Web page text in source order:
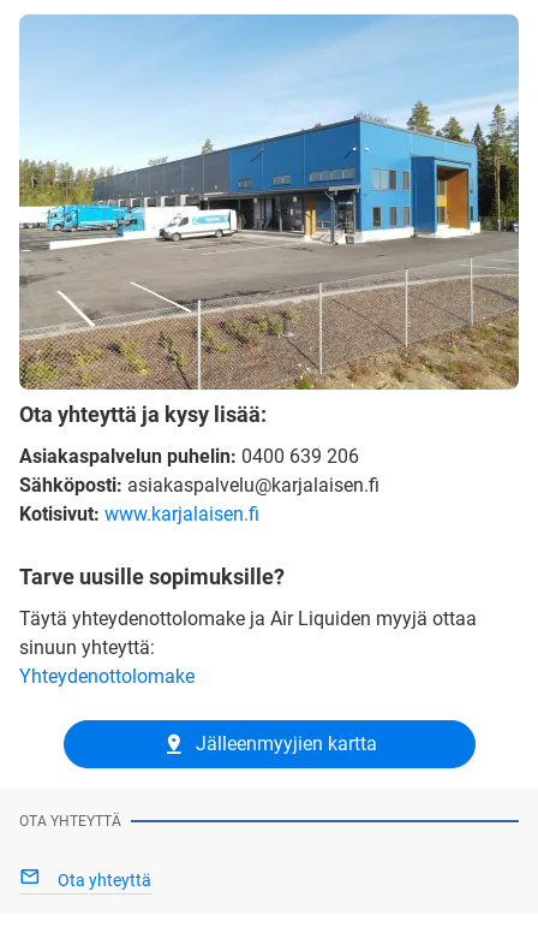
Ota yhteyttä ja kysy lisää:
Asiakaspalvelun puhelin: 0400 639 206
Sähköposti: asiakaspalvelu@karjalaisen.fi
Kotisivut: www.karjalaisen.fi
Tarve uusille sopimuksille?
Täytä yhteydenottolomake ja Air Liquiden myyjä ottaa
sinuun yhteyttä:
Yhteydenottolomake
Jälleenmyyjien kartta
OTA YHTEYTTÄ
Ota yhteyttä